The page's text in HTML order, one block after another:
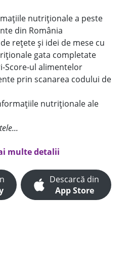
nutriționale a peste
din România
rețete și idei de mese cu
gata completate
Score-ul alimentelor
prin scanarea codului de
nutriționale ale
multe detalii
Descarcă din
App Store